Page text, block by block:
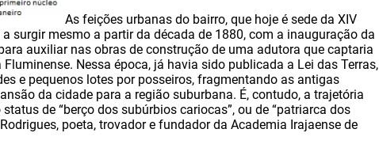
As feições urbanas do bairro, que hoje é sede da XIV
surgir mesmo a partir da década de 1880, com a inauguração da
auxiliar nas obras de construção de uma adutora que captaria
Nessa época, já havia sido publicada a Lei das Terras,
e pequenos lotes por posseiros, fragmentando as antigas
da cidade para a região suburbana. É, contudo, a trajetória
de “berço dos subúrbios cariocas”, ou de “patriarca dos
poeta, trovador e fundador da Academia Irajaense de